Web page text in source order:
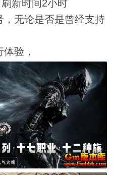
新时间2小时
无论是否是曾经支持
验，